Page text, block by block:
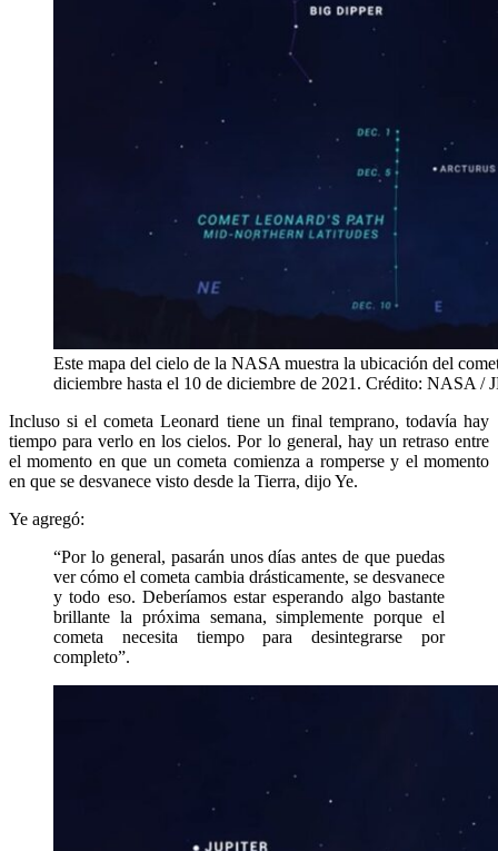
Este mapa del cielo de la NASA muestra la ubicación del
diciembre hasta el 10 de diciembre de 2021. Crédito: NASA /
Incluso si el cometa Leonard tiene un final temprano, todavía hay
tiempo para verlo en los cielos. Por lo general, hay un retraso entre
el momento en que un cometa comienza a romperse y el momento
en que se desvanece visto desde la Tierra, dijo Ye.
Ye agregó:
“Por lo general, pasarán unos días antes de que puedas
ver cómo el cometa cambia drásticamente, se desvanece
y todo eso. Deberíamos estar esperando algo bastante
brillante la próxima semana, simplemente porque el
cometa necesita tiempo para desintegrarse por
completo”.